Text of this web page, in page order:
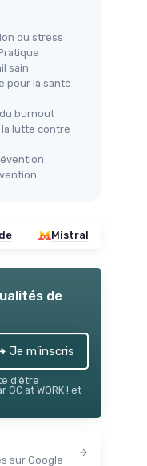
du stress
sain
pour la santé
burnout
lutte contre
Mistral
de
Je m'inscris
d’être
at WORK ! et
sur Google